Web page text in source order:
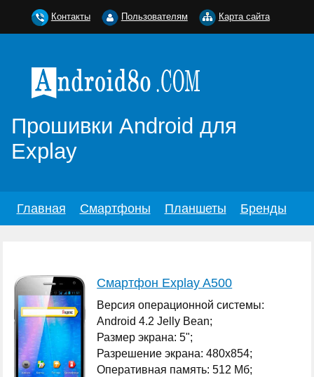
Прошивки Android для
Explay
Главная Смартфоны Планшеты Бренды
Смартфон Explay A500
Версия операционной системы:
Android 4.2 Jelly Bean;
Размер экрана: 5";
Разрешение экрана: 480x854;
Оперативная память: 512 Мб;
Контакты Пользователям Карта сайта